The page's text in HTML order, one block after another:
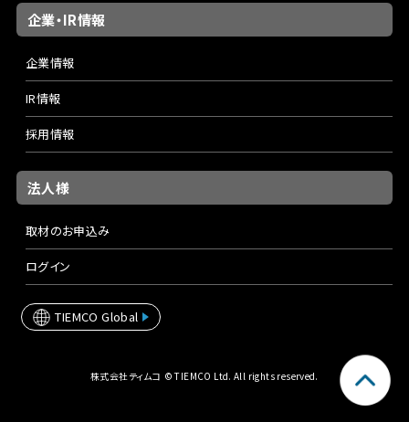
企業・IR情報
企業情報
IR情報
採用情報
法人様
取材のお申込み
ログイン
TIEMCO Global
株式会社ティムコ © TIEMCO Ltd. All rights reserved.